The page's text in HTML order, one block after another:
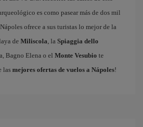
es como pasear más de dos mil
ofrece a sus turistas lo mejor de la
de Miliscola, la Spiaggia dello
Bagno Elena o el Monte Vesubio te
las mejores ofertas de vuelos a Nápoles!